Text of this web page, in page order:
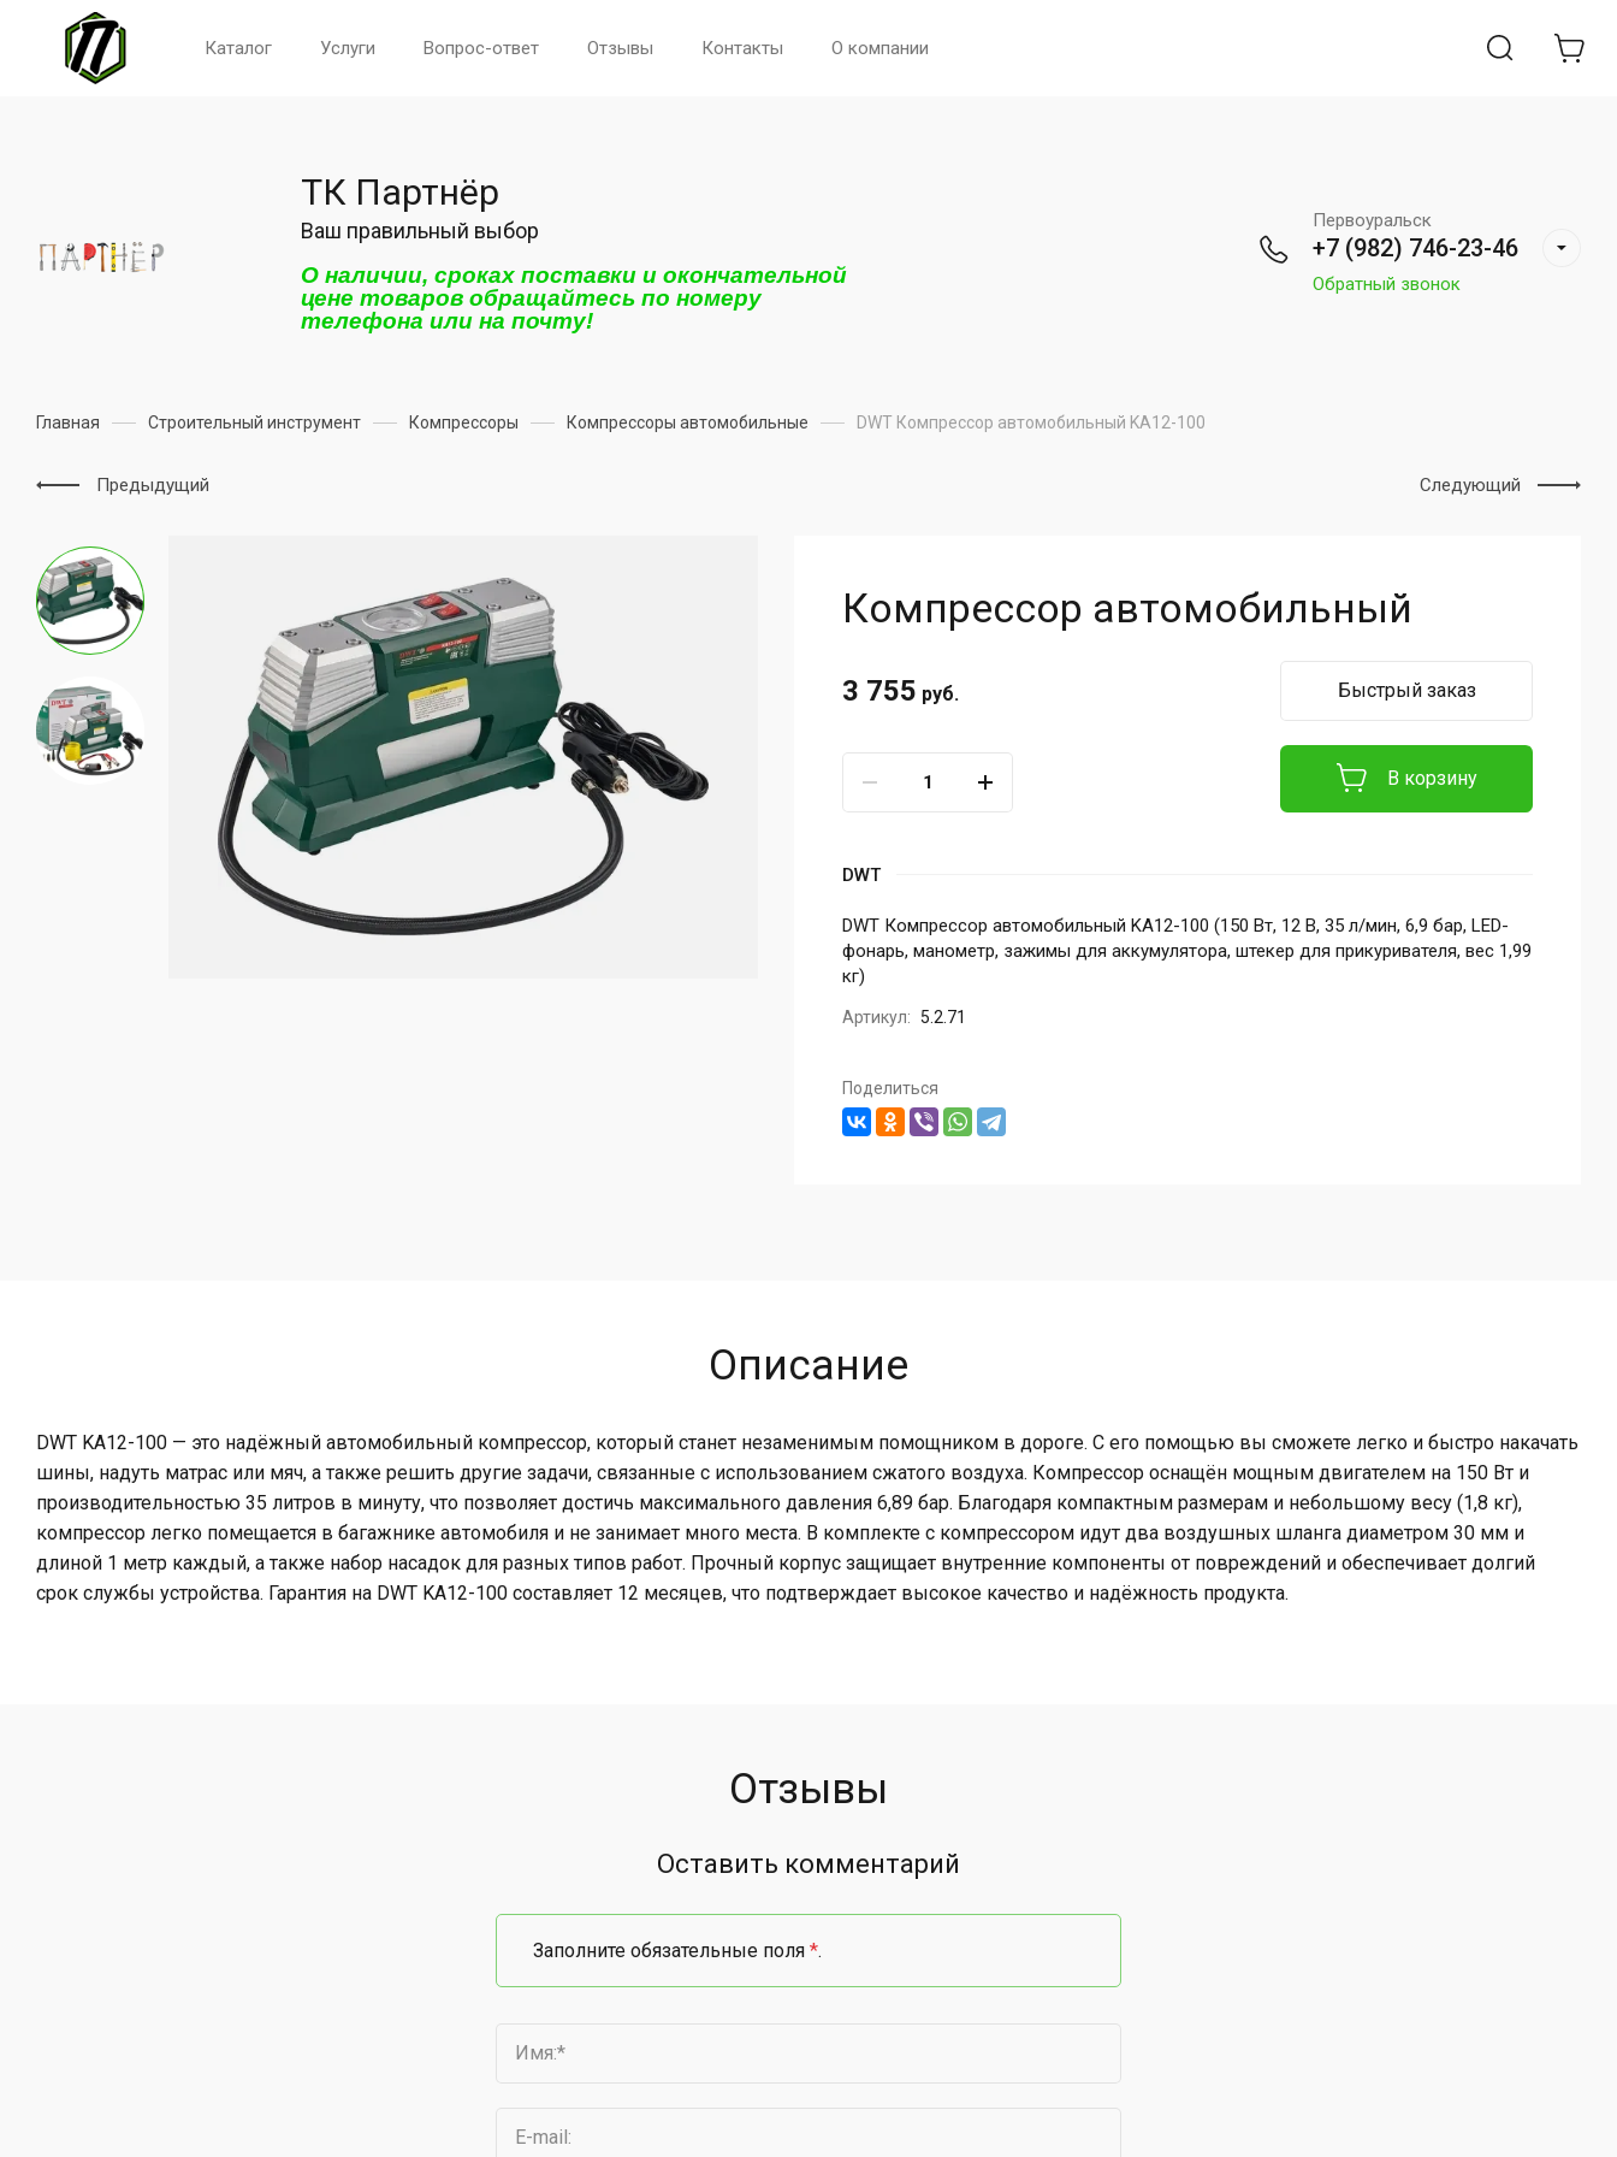
Каталог Услуги Вопрос-ответ Отзывы Контакты О компании
ТК Партнёр
Ваш правильный выбор
О наличии, сроках поставки и окончательной
цене товаров обращайтесь по номеру
телефона или на почту!
Первоуральск
+7 (982) 746-23-46
Обратный звонок
Главная Строительный инструмент Компрессоры Компрессоры автомобильные DWT Компрессор автомобильный KA12-100
Предыдущий Следующий
Компрессор автомобильный
3 755 руб.
В корзину
Быстрый заказ
DWT
DWT Компрессор автомобильный KA12-100 (150 Вт, 12 В, 35 л/мин, 6,9 бар, LED-
фонарь, манометр, зажимы для аккумулятора, штекер для прикуривателя, вес 1,99
кг)
Артикул: 5.2.71
Поделиться
Описание
DWT KA12-100 — это надёжный автомобильный компрессор, который станет незаменимым помощником в дороге. С его помощью вы сможете легко и быстро накачать
шины, надуть матрас или мяч, а также решить другие задачи, связанные с использованием сжатого воздуха. Компрессор оснащён мощным двигателем на 150 Вт и
производительностью 35 литров в минуту, что позволяет достичь максимального давления 6,89 бар. Благодаря компактным размерам и небольшому весу (1,8 кг),
компрессор легко помещается в багажнике автомобиля и не занимает много места. В комплекте с компрессором идут два воздушных шланга диаметром 30 мм и
длиной 1 метр каждый, а также набор насадок для разных типов работ. Прочный корпус защищает внутренние компоненты от повреждений и обеспечивает долгий
срок службы устройства. Гарантия на DWT KA12-100 составляет 12 месяцев, что подтверждает высокое качество и надёжность продукта.
Отзывы
Оставить комментарий
Заполните обязательные поля *.